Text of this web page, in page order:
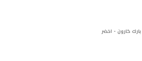
كارون - اخضر